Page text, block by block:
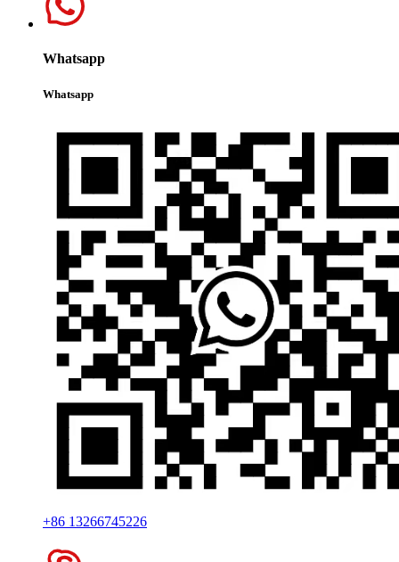
Whatsapp
Whatsapp
+86 13266745226